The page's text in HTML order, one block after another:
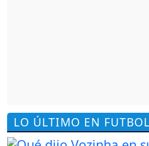
LO ÚLTIMO EN